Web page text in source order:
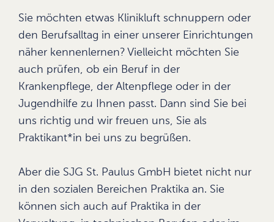
Sie möchten etwas Klinikluft schnuppern oder
den Berufsalltag in einer unserer Einrichtungen
näher kennenlernen? Vielleicht möchten Sie
auch prüfen, ob ein Beruf in der
Krankenpflege, der Altenpflege oder in der
Jugendhilfe zu Ihnen passt. Dann sind Sie bei
uns richtig und wir freuen uns, Sie als
Praktikant*in bei uns zu begrüßen.
Aber die SJG St. Paulus GmbH bietet nicht nur
in den sozialen Bereichen Praktika an. Sie
können sich auch auf Praktika in der